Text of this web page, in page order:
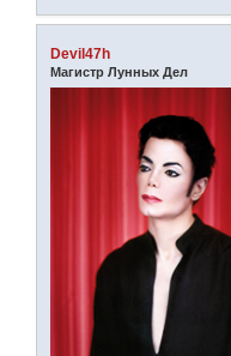
Devil47h
Магистр Лунных Дел